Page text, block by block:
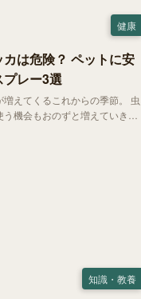
健康
は危険？ ペットに安
レー3選
えてくるこれからの季節。 虫
機会もおのずと増えていきま
ということはご存知ですか？
知識・教養